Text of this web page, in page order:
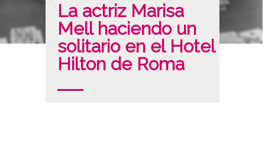
La actriz Marisa
Mell haciendo un
solitario en el Hotel
Hilton de Roma